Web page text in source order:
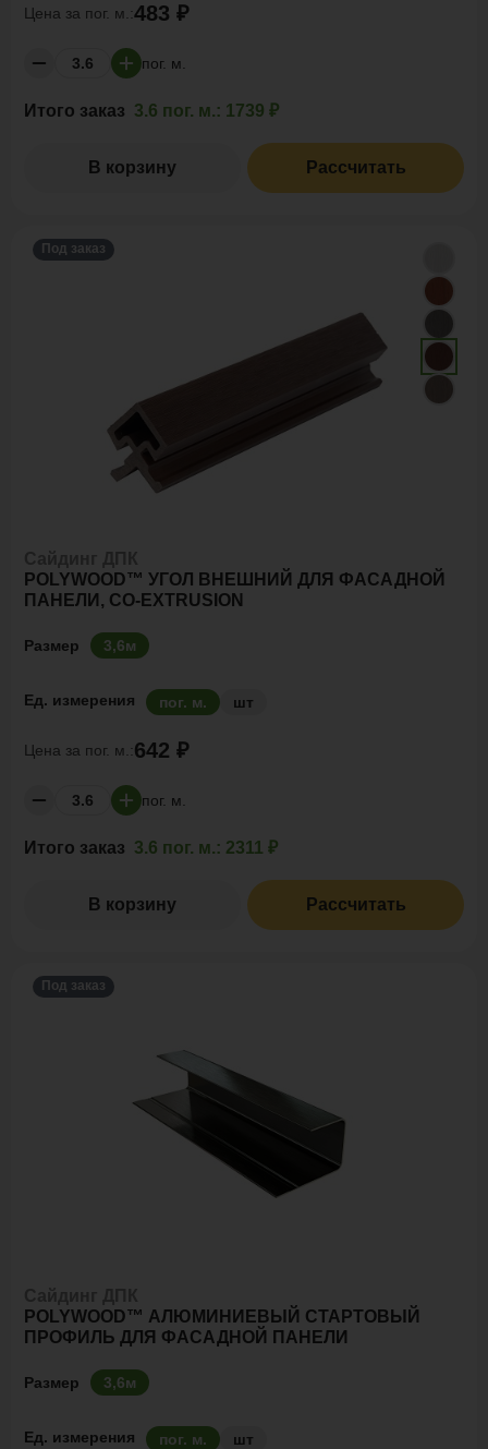
Цена за пог. м.:483 ₽
пог. м.
Итого заказ 3.6 пог. м.: 1739 ₽
В корзину Рассчитать
Под заказ
POLYWOOD™ УГОЛ ВНЕШНИЙ ДЛЯ ФАСАДНОЙ
ПАНЕЛИ, CO-EXTRUSION
Размер 3,6м
Ед. измерения пог. м. шт
Цена за пог. м.:642 ₽
пог. м.
Итого заказ 3.6 пог. м.: 2311 ₽
В корзину Рассчитать
Под заказ
POLYWOOD™ АЛЮМИНИЕВЫЙ СТАРТОВЫЙ
ПРОФИЛЬ ДЛЯ ФАСАДНОЙ ПАНЕЛИ
Размер 3,6м
Ед. измерения пог. м. шт